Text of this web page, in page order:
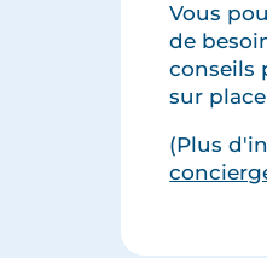
Vous
de
conseils
sur
(Plus